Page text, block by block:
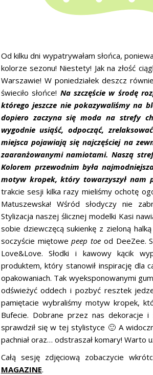
Od kilku dni wypatrywałam słońca,
kolorze sezonu! Niestety! Jak na złość
Warszawie! W poniedziałek deszcz
świeciło słońce! Na szczęście w środę
którego jeszcze nie pokazywaliśmy na
dopiero zaczyna się moda na strefy
wygodnie usiąść, odpocząć,
miejsca pojawiają się najczęściej na
zaaranżowanymi namiotami. Naszą
Kolorem przewodnim była
motyw kropek, który towarzyszył nam
trakcie sesji kilka razy mieliśmy ochotę
Matuszewska! Wśród słodyczy nie
Stylizacja naszej ślicznej modelki Kasi
sobie dziewczęcą sukienkę z zieloną
soczyście miętowepeep toe od DeeZee.
Love&Love. Słodki i kawowy kącik
produktem, który stanowił inspirację dla
opakowaniach. Tak wyeksponowanymi
odświeżyć oddech i pozbyć resztek
pamiętacie wybraliśmy motyw kropek,
Bufecie. Dobrane przez nas dekoracje i
sprawdził się w tej stylistyce 🙂 A
pachniał oraz… odstraszał komary! Warto
Całą sesję zdjęciową zobaczycie
MAGAZINE.